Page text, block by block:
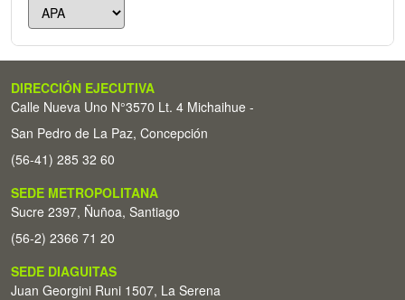
DIRECCIÓN EJECUTIVA
Calle Nueva Uno N°3570 Lt. 4 Michaihue -
San Pedro de La Paz, Concepción
(56-41) 285 32 60
SEDE METROPOLITANA
Sucre 2397, Ñuñoa, Santiago
(56-2) 2366 71 20
SEDE DIAGUITAS
Juan Georgini Runi 1507, La Serena